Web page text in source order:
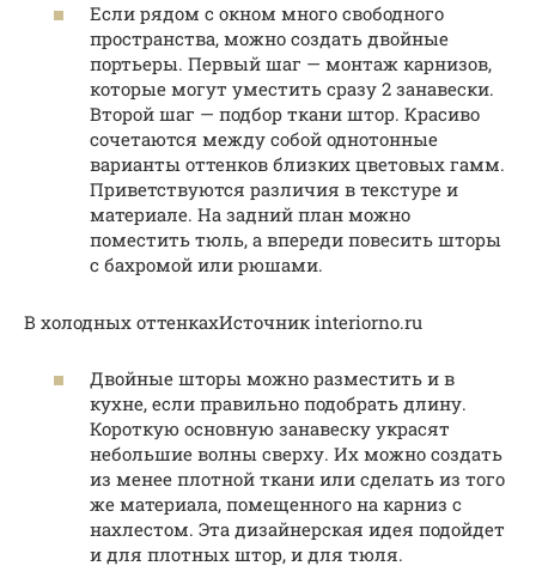
Если рядом с окном много свободного
пространства, можно создать двойные
портьеры. Первый шаг — монтаж карнизов,
которые могут уместить сразу 2 занавески.
Второй шаг — подбор ткани штор. Красиво
сочетаются между собой однотонные
варианты оттенков близких цветовых гамм.
Приветствуются различия в текстуре и
материале. На задний план можно
поместить тюль, а впереди повесить шторы
с бахромой или рюшами.
В холодных оттенкахИсточник interiorno.ru
Двойные шторы можно разместить и в
кухне, если правильно подобрать длину.
Короткую основную занавеску украсят
небольшие волны сверху. Их можно создать
из менее плотной ткани или сделать из того
же материала, помещенного на карниз с
нахлестом. Эта дизайнерская идея подойдет
и для плотных штор, и для тюля.